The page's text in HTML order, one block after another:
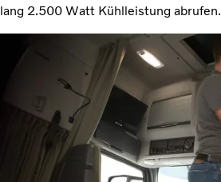
lang 2.500 Watt Kühlleistung abrufen.